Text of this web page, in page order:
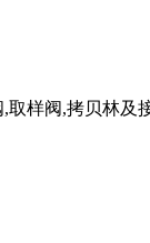
样阀,拷贝林及